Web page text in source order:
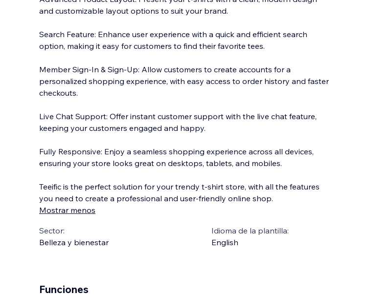
and customizable layout options to suit your brand.
Search Feature: Enhance user experience with a quick and efficient search
option, making it easy for customers to find their favorite tees.
Member Sign-In & Sign-Up: Allow customers to create accounts for a
personalized shopping experience, with easy access to order history and faster
checkouts.
Live Chat Support: Offer instant customer support with the live chat feature,
keeping your customers engaged and happy.
Fully Responsive: Enjoy a seamless shopping experience across all devices,
ensuring your store looks great on desktops, tablets, and mobiles.
Teeific is the perfect solution for your trendy t-shirt store, with all the features
you need to create a professional and user-friendly online shop.
Mostrar menos
Sector:
Belleza y bienestar
Idioma de la plantilla:
English
Funciones